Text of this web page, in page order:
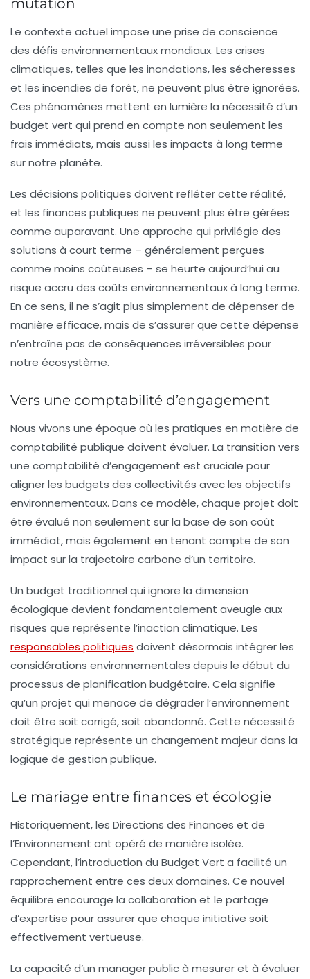
mutation
Le contexte actuel impose une prise de conscience
des défis environnementaux mondiaux. Les crises
climatiques, telles que les inondations, les sécheresses
et les incendies de forêt, ne peuvent plus être ignorées.
Ces phénomènes mettent en lumière la nécessité d’un
budget vert qui prend en compte non seulement les
frais immédiats, mais aussi les impacts à long terme
sur notre planète.
Les décisions politiques doivent refléter cette réalité,
et les finances publiques ne peuvent plus être gérées
comme auparavant. Une approche qui privilégie des
solutions à court terme – généralement perçues
comme moins coûteuses – se heurte aujourd’hui au
risque accru des coûts environnementauxà long terme.
En ce sens, il ne s’agit plus simplement de dépenser de
manière efficace, mais de s’assurer que cette dépense
n’entraîne pas de conséquences irréversibles pour
notre écosystème.
Vers une comptabilité d’engagement
Nous vivons une époque où les pratiques en matière de
comptabilité publique doivent évoluer. La transition vers
une comptabilité d’engagement est cruciale pour
aligner les budgets des collectivités avec les objectifs
environnementaux. Dans ce modèle, chaque projet doit
être évalué non seulement sur la base de son coût
immédiat, mais également en tenant compte de son
impact sur la trajectoire carbone d’un territoire.
Un budget traditionnel qui ignore la dimension
écologique devient fondamentalement aveugle aux
risques que représente l’inaction climatique. Les
responsables politiques doivent désormais intégrer les
considérations environnementales depuis le début du
processus de planification budgétaire. Cela signifie
qu’un projet qui menace de dégrader l’environnement
doit être soit corrigé, soit abandonné. Cette nécessité
stratégique représente un changement majeur dans la
logique de gestion publique.
Le mariage entre finances et écologie
Historiquement, les Directions des Finances et de
l’Environnement ont opéré de manière isolée.
Cependant, l’introduction du Budget Vert a facilité un
rapprochement entre ces deux domaines. Ce nouvel
équilibre encourage la collaboration et le partage
d’expertise pour assurer que chaque initiative soit
effectivement vertueuse.
La capacité d’un manager public à mesurer et à évaluer